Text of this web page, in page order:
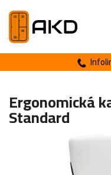
Ergonomická
Standard